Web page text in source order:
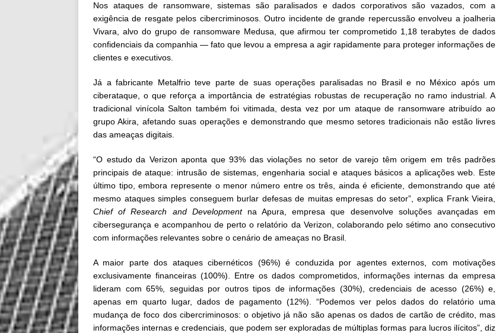
Nos ataques de ransomware, sistemas são paralisados e dados corporativos são vazados, com a
exigência de resgate pelos cibercriminosos. Outro incidente de grande repercussão envolveu a joalheria
Vivara, alvo do grupo de ransomware Medusa, que afirmou ter comprometido 1,18 terabytes de dados
confidenciais da companhia — fato que levou a empresa a agir rapidamente para proteger informações de
clientes e executivos.
Já a fabricante Metalfrio teve parte de suas operações paralisadas no Brasil e no México após um
ciberataque, o que reforça a importância de estratégias robustas de recuperação no ramo industrial. A
tradicional vinícola Salton também foi vitimada, desta vez por um ataque de ransomware atribuído ao
grupo Akira, afetando suas operações e demonstrando que mesmo setores tradicionais não estão livres
das ameaças digitais.
“O estudo da Verizon aponta que 93% das violações no setor de varejo têm origem em três padrões
principais de ataque: intrusão de sistemas, engenharia social e ataques básicos a aplicações web. Este
último tipo, embora represente o menor número entre os três, ainda é eficiente, demonstrando que até
mesmo ataques simples conseguem burlar defesas de muitas empresas do setor”, explica Frank Vieira,
Chief of Research and Developmentna Apura, empresa que desenvolve soluções avançadas em
cibersegurança e acompanhou de perto o relatório da Verizon, colaborando pelo sétimo ano consecutivo
com informações relevantes sobre o cenário de ameaças no Brasil.
A maior parte dos ataques cibernéticos (96%) é conduzida por agentes externos, com motivações
exclusivamente financeiras (100%). Entre os dados comprometidos, informações internas da empresa
lideram com 65%, seguidas por outros tipos de informações (30%), credenciais de acesso (26%) e,
apenas em quarto lugar, dados de pagamento (12%). “Podemos ver pelos dados do relatório uma
mudança de foco dos cibercriminosos: o objetivo já não são apenas os dados de cartão de crédito, mas
informações internas e credenciais, que podem ser exploradas de múltiplas formas para lucros ilícitos”, diz